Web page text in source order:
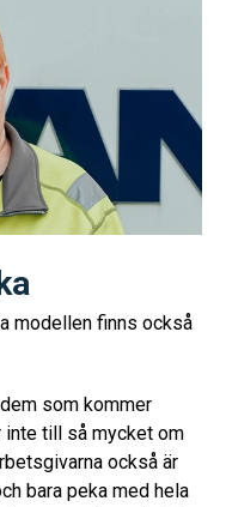
modellen finns också
som kommer
inte till så mycket om
också är
bara peka med hela